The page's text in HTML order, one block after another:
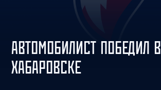
АВТОМОБИЛИСТ ПОБЕДИЛ В
ХАБАРОВСКЕ